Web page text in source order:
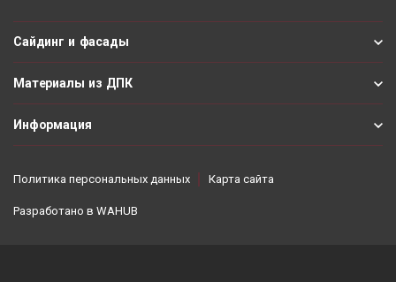
Сайдинг и фасады
Материалы из ДПК
Информация
Политика персональных данных Карта сайта
Разработано в WAHUB